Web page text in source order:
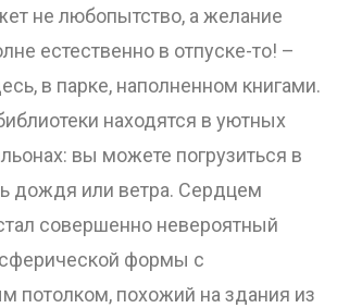
не любопытство, а желание
естественно в отпуске-то! –
в парке, наполненном книгами.
находятся в уютных
вы можете погрузиться в
дождя или ветра. Сердцем
совершенно невероятный
формы с
потолком, похожий на здания из